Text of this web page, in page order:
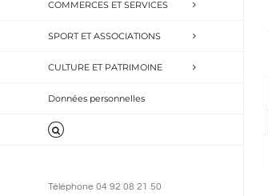
COMMERCES ET SERVICES
SPORT ET ASSOCIATIONS
CULTURE ET PATRIMOINE
Données personnelles
Téléphone 04 92 08 21 50